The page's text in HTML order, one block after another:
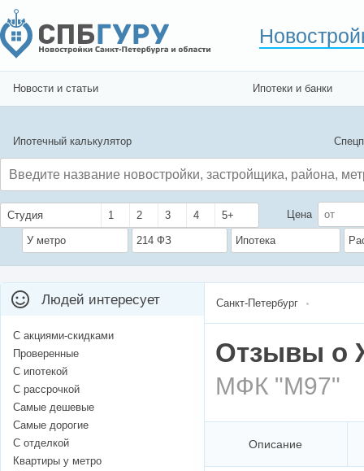
Новости и статьи Ипотеки и банки
Ипотечный калькулятор
Студия 1 2 3 4 5+ Цена
У метро 214 ФЗ Ипотека
Санкт-Петербург
Отзывы о
МФК "М97"
Описание
Людей интересует
С акциями-скидками
Проверенные
С ипотекой
С рассрочкой
Самые дешевые
Самые дорогие
С отделкой
Квартиры у метро